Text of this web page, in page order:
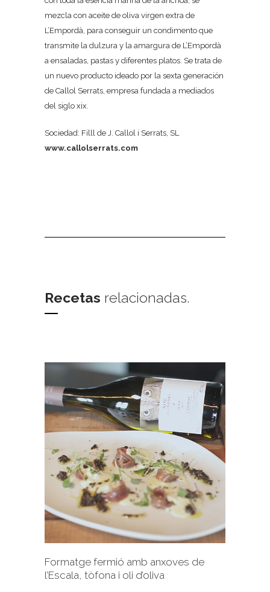
mezcla con aceite de oliva virgen extra de
L’Empordà, para conseguir un condimento que
transmite la dulzura y la amargura de L’Empordà
a ensaladas, pastas y diferentes platos. Se trata de
un nuevo producto ideado por la sexta generación
de Callol Serrats, empresa fundada a mediados
del siglo xix.
Sociedad: Filll de J. Callol i Serrats, SL
www.callolserrats.com
Recetas relacionadas.
+
Formatge fermió amb anxoves de
l’Escala, tòfona i oli d’oliva